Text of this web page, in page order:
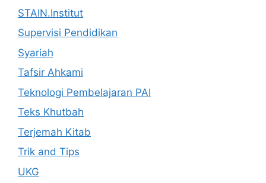
STAIN.Institut
Supervisi Pendidikan
Syariah
Tafsir Ahkami
Teknologi Pembelajaran PAI
Teks Khutbah
Terjemah Kitab
Trik and Tips
UKG